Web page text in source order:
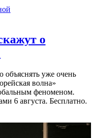
о
объяснять уже очень
волна»
феноменом.
6 августа. Бесплатно.